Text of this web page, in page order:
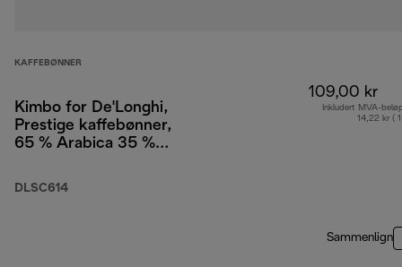
KAFFEBØNNER
Kimbo for De'Longhi,
Prestige kaffebønner,
65 % Arabica 35 %
DLSC614
109,00 kr
Inkludert MVA-
14,22 kr (
Sammenlign